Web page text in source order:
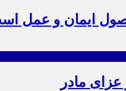
ایمان و عمل
عزای مادر